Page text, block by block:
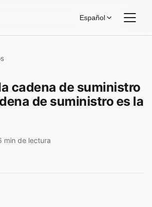
Español
cadena de suministro
de suministro es la
min de lectura